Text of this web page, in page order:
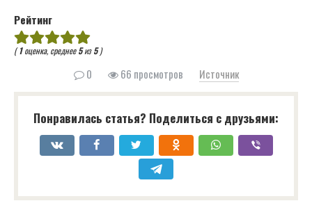
Рейтинг
(1оценка, среднее5из5)
0 66 просмотров Источник
Понравилась статья? Поделиться с друзьями: